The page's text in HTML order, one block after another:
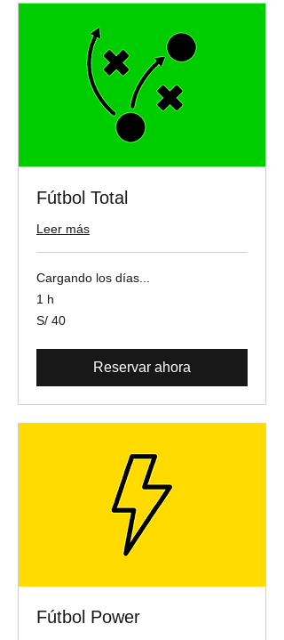
Fútbol Total
Leer más
Cargando los días...
1 h
40
soles
S/ 40
Reservar ahora
Fútbol Power